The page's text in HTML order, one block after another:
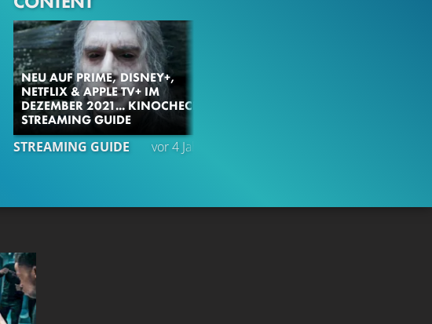
NEU AUF PRIME, DISNEY+,
NETFLIX & APPLE TV+ IM
DEZEMBER 2021... KINOCHECK
STREAMING GUIDE
STREAMING GUIDE vor 4 Jahren